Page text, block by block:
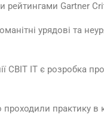
Gartner
урядові та
СВІТ ІТ є розробка
практику в